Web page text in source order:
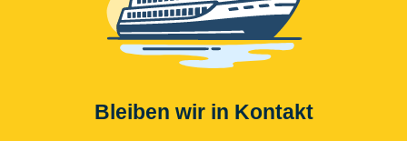
Bleiben wir in Kontakt